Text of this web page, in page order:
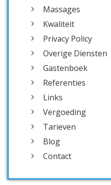
Massages
Kwaliteit
Privacy Policy
Overige Diensten
Gastenboek
Referenties
Links
Vergoeding
Tarieven
Blog
Contact